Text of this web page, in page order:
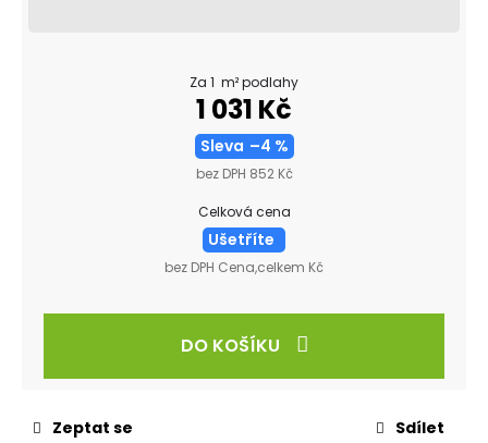
Za 1 m² podlahy
1 031 Kč
Sleva –4 %
bez DPH 852 Kč
Celková cena
Ušetříte
bez DPH Cena,celkem Kč
DO KOŠÍKU
Zeptat se Sdílet